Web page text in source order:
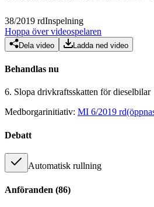
38/2019 rdInspelning
Hoppa över videospelaren
Dela video Ladda ned video
Behandlas nu
6. Slopa drivkraftsskatten för dieselbilar
Medborgarinitiativ: MI 6/2019 rd
Debatt
Automatisk rullning
Anföranden (86)